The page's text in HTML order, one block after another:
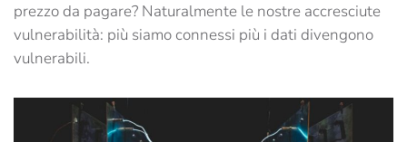
prezzo da pagare? Naturalmente le nostre accresciute
vulnerabilità: più siamo connessi più i dati divengono
vulnerabili.